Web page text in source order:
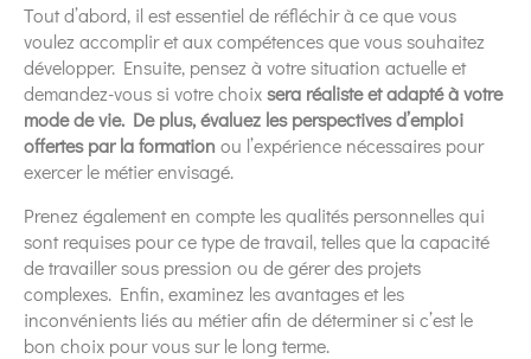
Tout d’abord, il est essentiel de réfléchir à ce que vous
voulez accomplir et aux compétences que vous souhaitez
développer. Ensuite, pensez à votre situation actuelle et
demandez-vous si votre choixsera réaliste et adapté à votre
mode de vie. De plus, évaluez les perspectives d’emploi
offertes par la formation ou l’expérience nécessaires pour
exercer le métier envisagé.
Prenez également en compte les qualités personnelles qui
sont requises pour ce type de travail, telles que la capacité
de travailler sous pression ou de gérer des projets
complexes. Enfin, examinez les avantages et les
inconvénients liés au métier afin de déterminer si c’est le
bon choix pour vous sur le long terme.